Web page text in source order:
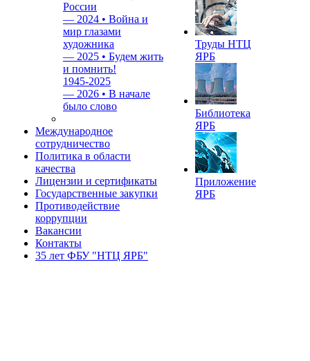
России
— 2024 • Война и
мир глазами
художника
— 2025 • Будем жить
и помнить!
1945-2025
— 2026 • В начале
было слово
Международное
сотрудничество
Политика в области
качества
Лицензии и сертификаты
Государственные закупки
Противодействие
коррупции
Вакансии
Контакты
35 лет ФБУ "НТЦ ЯРБ"
Труды НТЦ
ЯРБ
Библиотека
ЯРБ
Приложение
ЯРБ